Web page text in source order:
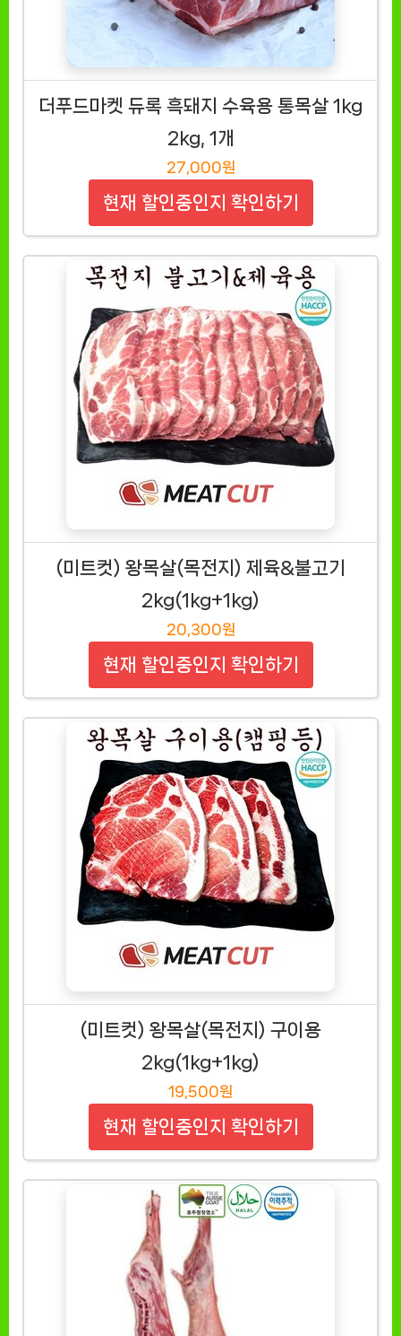
더푸드마켓 듀록 흑돼지 수육용 통목살 1kg
2kg, 1개
27,000원
현재 할인중인지 확인하기
(미트컷) 왕목살(목전지) 제육&불고기
2kg(1kg+1kg)
20,300원
현재 할인중인지 확인하기
(미트컷) 왕목살(목전지) 구이용
2kg(1kg+1kg)
19,500원
현재 할인중인지 확인하기